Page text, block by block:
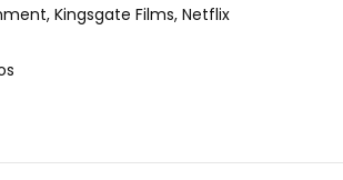
Kingsgate Films, Netflix